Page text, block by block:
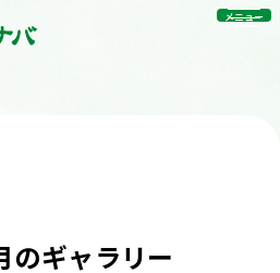
メニュー
のギャラリー